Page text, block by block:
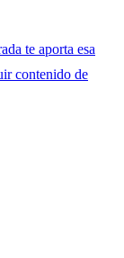
te aporta esa
contenido de